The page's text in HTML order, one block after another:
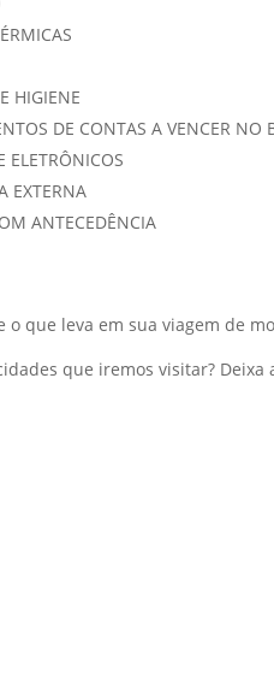
HIGIENE
DE CONTAS A VENCER NO
ELETRÔNICOS
EXTERNA
ANTECEDÊNCIA
o que leva em sua viagem de
que iremos visitar? Deixa